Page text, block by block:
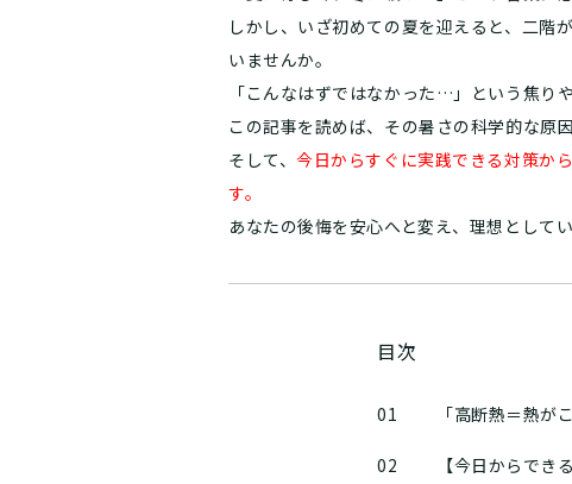
しかし、いざ初めての夏を迎えると、二階
いませんか。
「こんなはずではなかった…」という焦り
この記事を読めば、その暑さの科学的な原
そして、今日からすぐに実践できる対策か
す。
あなたの後悔を安心へと変え、理想として
目次
01 「高断熱＝熱
02 【今日からでき